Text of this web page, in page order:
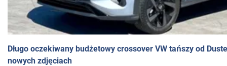
Długo oczekiwany budżetowy crossover VW tańszy od
nowych zdjęciach